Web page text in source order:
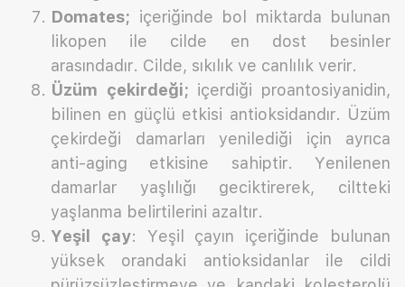
Domates; içeriğinde bol miktarda bulunan
likopen ile cilde en dost besinler
arasındadır. Cilde, sıkılık ve canlılık verir.
Üzüm çekirdeği; içerdiği proantosiyanidin,
bilinen en güçlü etkisi antioksidandır. Üzüm
çekirdeği damarları yenilediği için ayrıca
anti-aging etkisine sahiptir. Yenilenen
damarlar yaşlılığı geciktirerek, ciltteki
yaşlanma belirtilerini azaltır.
Yeşil çay: Yeşil çayın içeriğinde bulunan
yüksek orandaki antioksidanlar ile cildi